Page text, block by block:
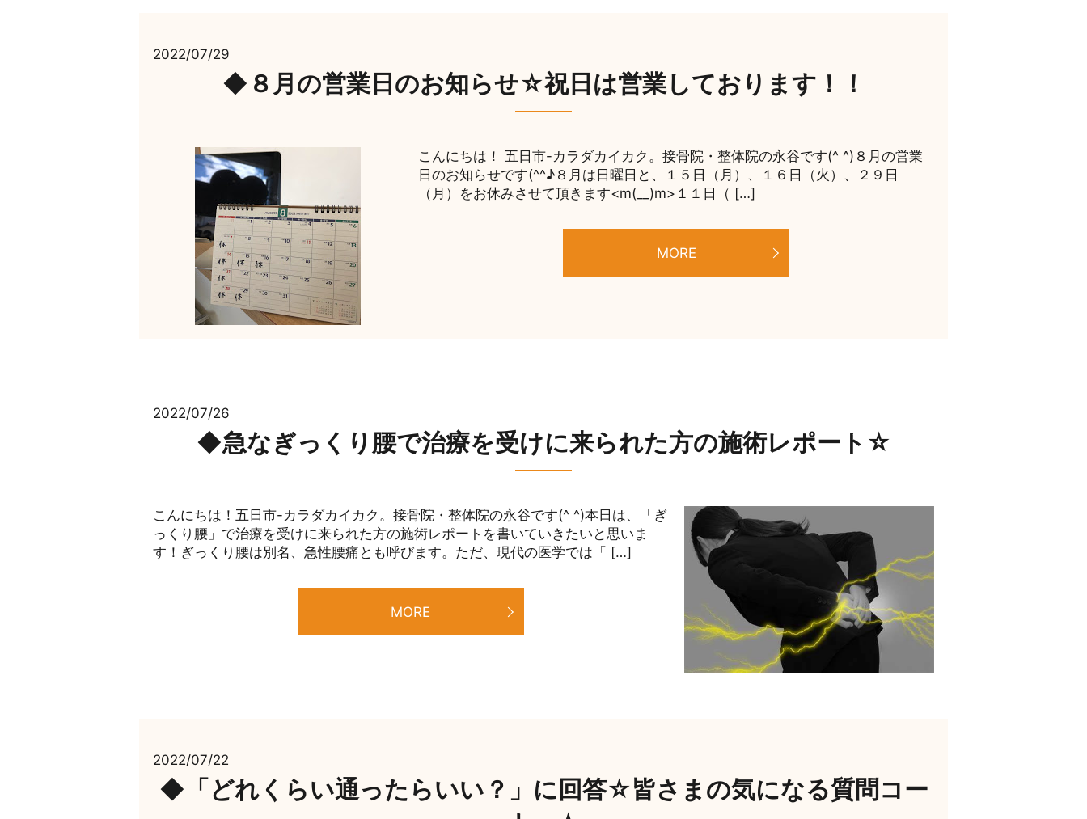
2022/07/29
◆８月の営業日のお知らせ☆祝日は営業しております！！
こんにちは！ 五日市-カラダカイカク。接骨院・整体院の永谷です(^ ^)８月の営業
日のお知らせです(^^♪８月は日曜日と、１５日（月）、１６日（火）、２９日
（月）をお休みさせて頂きます<m(__)m>１１日（ […]
MORE
2022/07/26
◆急なぎっくり腰で治療を受けに来られた方の施術レポート☆
こんにちは！五日市-カラダカイカク。接骨院・整体院の永谷です(^ ^)本日は、「ぎ
っくり腰」で治療を受けに来られた方の施術レポートを書いていきたいと思いま
す！ぎっくり腰は別名、急性腰痛とも呼びます。ただ、現代の医学では「 […]
MORE
2022/07/22
◆「どれくらい通ったらいい？」に回答☆皆さまの気になる質問コー